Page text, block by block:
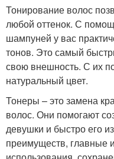
Тонирование волос
любой оттенок. С
шампуней у вас
тонов. Это самый
свою внешность. С их
натуральный цвет.
Тонеры – это замена
волос. Они помогают
девушки и быстро его
преимуществ, главные